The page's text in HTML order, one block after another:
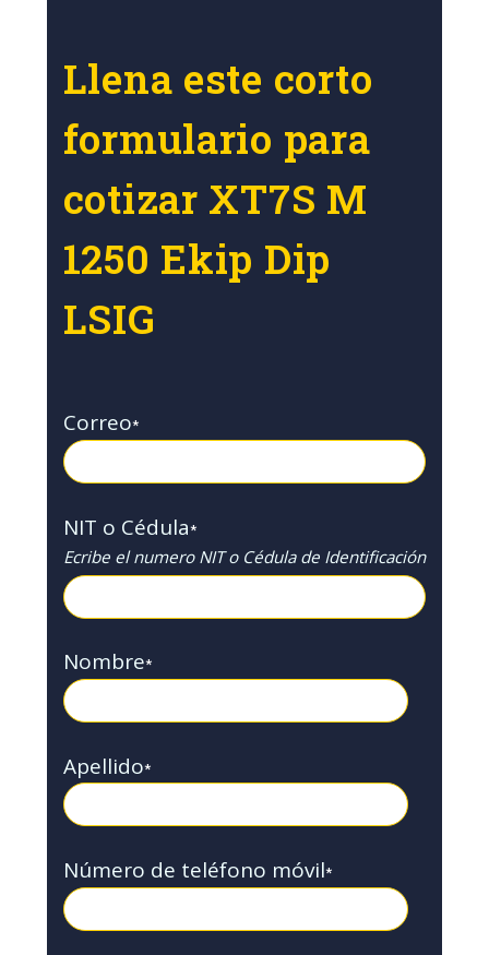
Llena este corto
formulario para
cotizar XT7S M
1250 Ekip Dip
LSIG
Correo*
NIT o Cédula*
Ecribe el numero NIT o Cédula de Identificación
Nombre*
Apellido*
Número de teléfono móvil*